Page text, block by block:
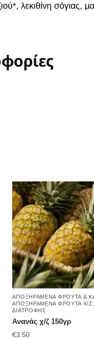
λεκιθίνη σόγιας,
ΑΠΟΞΗΡΑΜΈΝΑ ΦΡΟΎΤΑ &
ΑΠΟΞΗΡΑΜΈΝΑ ΦΡΟΎΤΑ Χ/Ζ
ΔΙΑΤΡΟΦΉΣ
Ανανάς χ/ζ 150γρ
€3.50